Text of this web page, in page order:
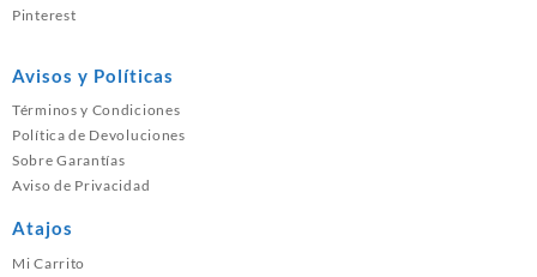
Pinterest
Avisos y Políticas
Términos y Condiciones
Política de Devoluciones
Sobre Garantías
Aviso de Privacidad
Atajos
Mi Carrito